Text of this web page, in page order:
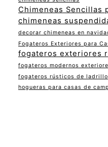
Chimeneas Sencillas
chimeneas
decorar chimeneas en
Fogateros Exteriores para
fogateros exteriores
fogateros modernos
fogateros rústicos de ladrillo
hogueras para casas de